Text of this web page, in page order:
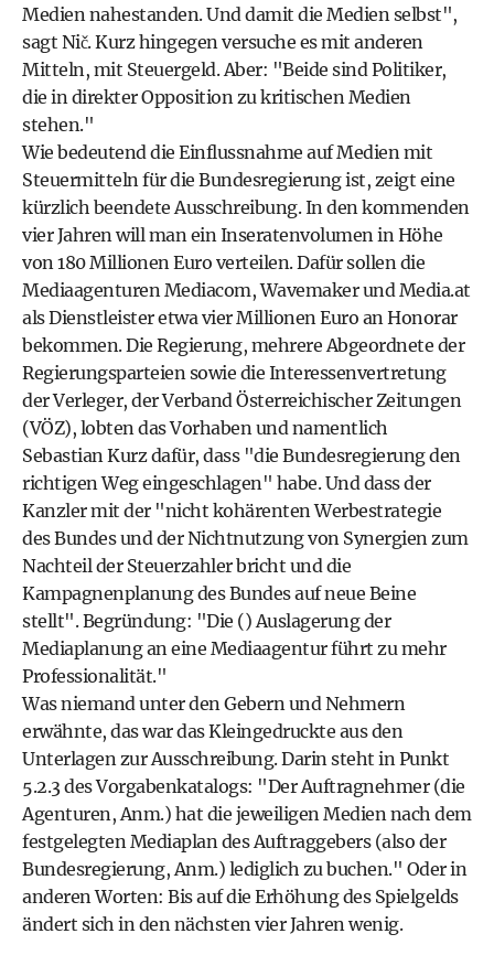
Medien nahestanden. Und damit die Medien selbst",
sagt Nič. Kurz hingegen versuche es mit anderen
Mitteln, mit Steuergeld. Aber: "Beide sind Politiker,
die in direkter Opposition zu kritischen Medien
stehen."
Wie bedeutend die Einflussnahme auf Medien mit
Steuermitteln für die Bundesregierung ist, zeigt eine
kürzlich beendete Ausschreibung. In den kommenden
vier Jahren will man ein Inseratenvolumen in Höhe
von 180 Millionen Euro verteilen. Dafür sollen die
Mediaagenturen Mediacom, Wavemaker und Media.at
als Dienstleister etwa vier Millionen Euro an Honorar
bekommen. Die Regierung, mehrere Abgeordnete der
Regierungsparteien sowie die Interessenvertretung
der Verleger, der Verband Österreichischer Zeitungen
(VÖZ), lobten das Vorhaben und namentlich
Sebastian Kurz dafür, dass "die Bundesregierung den
richtigen Weg eingeschlagen" habe. Und dass der
Kanzler mit der "nicht kohärenten Werbestrategie
des Bundes und der Nichtnutzung von Synergien zum
Nachteil der Steuerzahler bricht und die
Kampagnenplanung des Bundes auf neue Beine
stellt". Begründung: "Die () Auslagerung der
Mediaplanung an eine Mediaagentur führt zu mehr
Professionalität."
Was niemand unter den Gebern und Nehmern
erwähnte, das war das Kleingedruckte aus den
Unterlagen zur Ausschreibung. Darin steht in Punkt
5.2.3 des Vorgabenkatalogs: "Der Auftragnehmer (die
Agenturen, Anm.) hat die jeweiligen Medien nach dem
festgelegten Mediaplan des Auftraggebers (also der
Bundesregierung, Anm.) lediglich zu buchen." Oder in
anderen Worten: Bis auf die Erhöhung des Spielgelds
ändert sich in den nächsten vier Jahren wenig.